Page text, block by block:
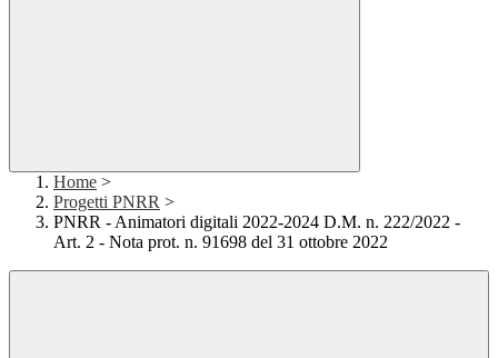
Home >
Progetti PNRR >
PNRR - Animatori digitali 2022-2024 D.M. n. 222/2022 -
Art. 2 - Nota prot. n. 91698 del 31 ottobre 2022